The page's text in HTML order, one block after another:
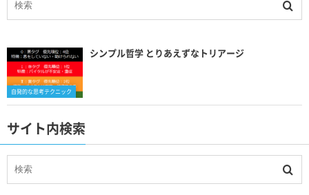
自発的な思考テクニック
シンプル哲学 とりあえずなトリアージ
サイト内検索